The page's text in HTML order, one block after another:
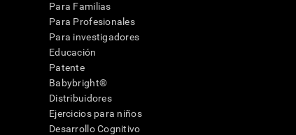
Para Familias
Para Profesionales
Para investigadores
Educación
Patente
Babybright®
Distribuidores
Ejercicios para niños
Desarrollo Cognitivo